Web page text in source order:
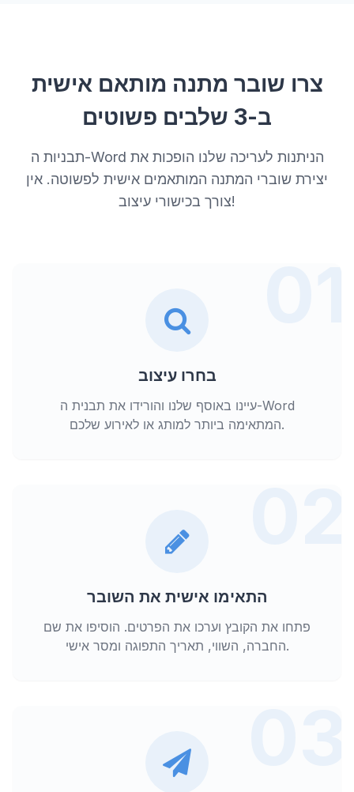
צרו שובר מתנה מותאם אישית
ב-3 שלבים פשוטים
תבניות ה-Word הניתנות לעריכה שלנו הופכות את
יצירת שוברי המתנה המותאמים אישית לפשוטה. אין
צורך בכישורי עיצוב!
בחרו עיצוב
עיינו באוסף שלנו והורידו את תבנית ה-Word
המתאימה ביותר למותג או לאירוע שלכם.
התאימו אישית את השובר
פתחו את הקובץ וערכו את הפרטים. הוסיפו את שם
החברה, השווי, תאריך התפוגה ומסר אישי.